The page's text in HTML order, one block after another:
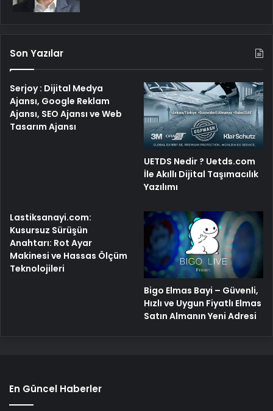
Son Yazılar
Serjoy : Dijital Medya
Ajansı, Google Reklam
Ajansı, SEO Ajansı ve Web
Tasarım Ajansı
UETDS Nedir ? Uetds.com
İle Akıllı Dijital Taşımacılık
Yazılımı
Lastiksanayi.com:
Kusursuz Sürüşün
Anahtarı: Rot Ayar
Makinesi ve Hassas Ölçüm
Teknolojileri
Bigo Elmas Bayi – Güvenli,
Hızlı ve Uygun Fiyatlı Elmas
Satın Almanın Yeni Adresi
En Güncel Haberler